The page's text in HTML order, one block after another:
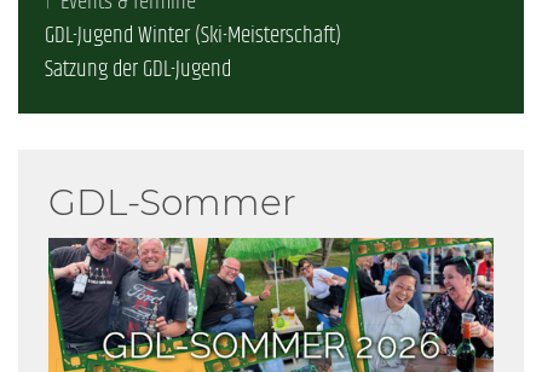
GDL-Jugend Winter (Ski-Meisterschaft)
Satzung der GDL-Jugend
GDL-Sommer